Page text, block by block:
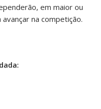
em maior ou
na competição.